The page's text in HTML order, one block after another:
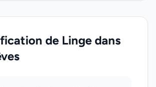
de Linge dans